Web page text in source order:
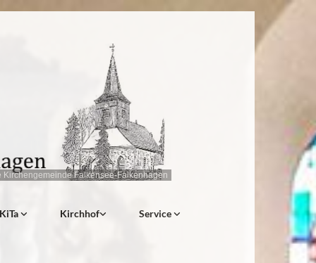
Falkensee-Falkenhagen
KiTa Kirchhof Service